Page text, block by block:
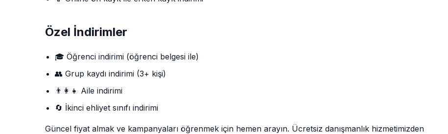
Özel İndirimler
🎓 Öğrenci indirimi (öğrenci belgesi ile)
👥 Grup kaydı indirimi (3+ kişi)
👨‍👩‍👧 Aile indirimi
🔄 İkinci ehliyet sınıfı indirimi
Güncel fiyat almak ve kampanyaları öğrenmek için hemen arayın. Ücretsiz danışmanlık hizmetimizden